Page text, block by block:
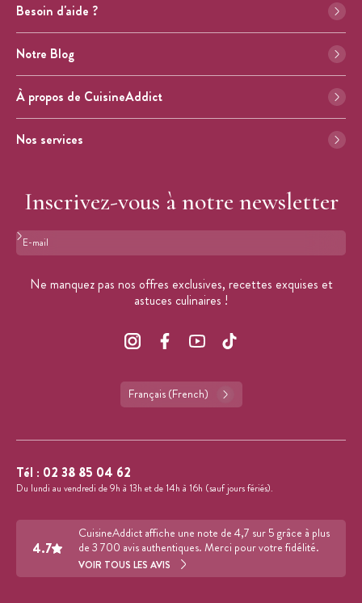
Besoin d'aide ?
Notre Blog
À propos de CuisineAddict
Nos services
Inscrivez-vous à notre newsletter
Format : adresse@email.com
Ne manquez pas nos offres exclusives, recettes exquises et
astuces culinaires !
Français (French)
Tél : 02 38 85 04 62
Du lundi au vendredi de 9h à 13h et de 14h à 16h (sauf jours fériés).
4.7
CuisineAddict affiche une note de 4,7 sur 5 grâce à plus
de 3 700 avis authentiques. Merci pour votre fidélité.
VOIR TOUS LES AVIS